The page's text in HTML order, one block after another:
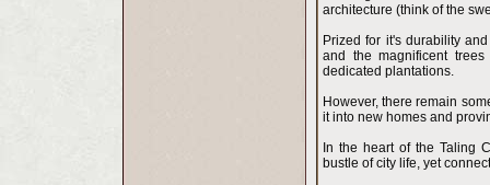
architecture (think of the
Prized for it's durability
and the magnificent
dedicated plantations.
However, there remain
it into new homes and
In the heart of the Taling
bustle of city life, yet